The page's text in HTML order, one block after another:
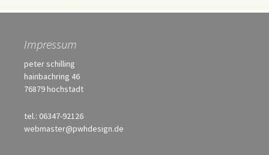
Impressum
peter schilling
hainbachring 46
76879 hochstadt
tel.: 06347-92126
webmaster@pwhdesign.de